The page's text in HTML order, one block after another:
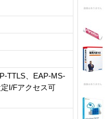
TTLS、EAP-MS-
I/Fアクセス可